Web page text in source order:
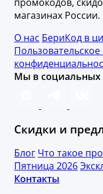
магазинах России.
О нас БериКод в
Мы в социальных
Скидки и
Блог Что такое
Пятница 2026
Контакты